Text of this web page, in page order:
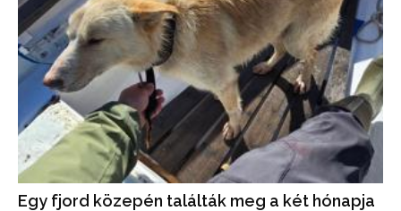
Egy fjord közepén találták meg a két hónapja